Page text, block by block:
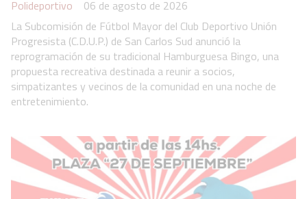
Polideportivo
06 de agosto de 2026
La Subcomisión de Fútbol Mayor del Club Deportivo Unión
Progresista (C.D.U.P.) de San Carlos Sud anunció la
reprogramación de su tradicional Hamburguesa Bingo, una
propuesta recreativa destinada a reunir a socios,
simpatizantes y vecinos de la comunidad en una noche de
entretenimiento.